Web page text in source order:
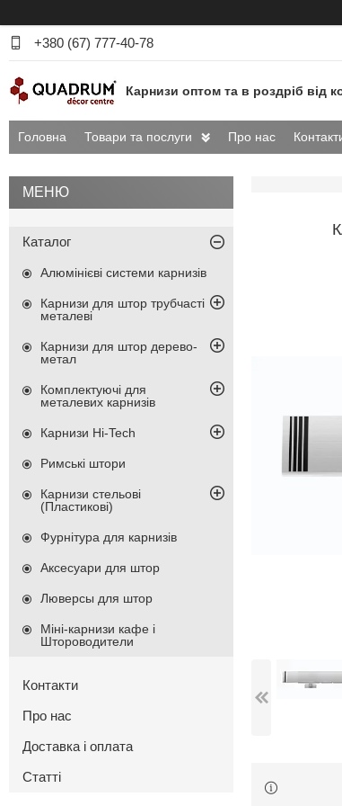
+380 (67) 777-40-78
Карнизи оптом та в роздріб від
Головна Товари та послуги Про нас
Каталог
Алюмінієві системи карнизів
Карнизи для штор трубчасті
металеві
Карнизи для штор дерево-
метал
Комплектуючі для
металевих карнизів
Карнизи Hi-Tech
Римські штори
Карнизи стельові
(Пластикові)
Фурнітура для карнизів
Аксесуари для штор
Люверсы для штор
Міні-карнизи кафе і
Штороводители
Контакти
Про нас
Доставка і оплата
Статті